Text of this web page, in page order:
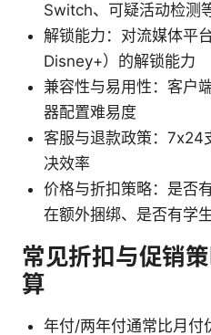
Switch、可疑活动检测
解锁能力：对流媒体平
Disney+）的解锁能力
兼容性与易用性：客户
器配置难易度
客服与退款政策：7x24
决效率
价格与折扣策略：是否
在额外捆绑、是否有学
常见折扣与促销
算
年付/两年付通常比月付